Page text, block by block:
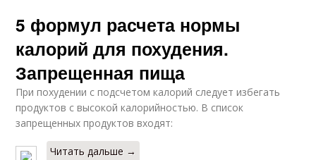
5 формул расчета нормы
калорий для похудения.
Запрещенная пища
При похудении с подсчетом калорий следует избегать
продуктов с высокой калорийностью. В список
запрещенных продуктов входят:
Читать дальше →